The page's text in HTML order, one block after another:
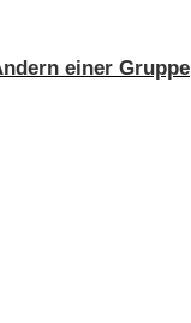
einer Gruppe